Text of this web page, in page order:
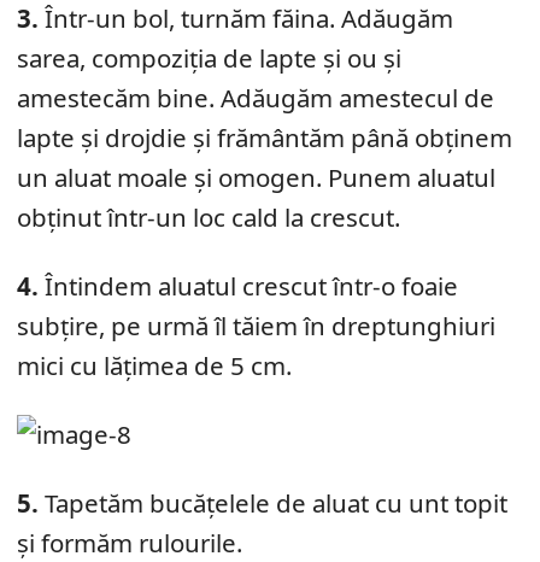
3. Într-un bol, turnăm făina. Adăugăm
sarea, compoziția de lapte și ou și
amestecăm bine. Adăugăm amestecul de
lapte și drojdie și frământăm până obținem
un aluat moale și omogen. Punem aluatul
obținut într-un loc cald la crescut.
4. Întindem aluatul crescut într-o foaie
subțire, pe urmă îl tăiem în dreptunghiuri
mici cu lățimea de 5 cm.
5. Tapetăm bucățelele de aluat cu unt topit
și formăm rulourile.